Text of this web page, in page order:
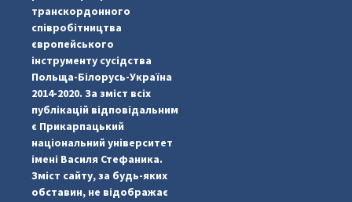
транскордонного
співробітництва
європейського
інструменту сусідства
Польща-Білорусь-Україна
2014-2020. За зміст всіх
публікацій відповідальним
є Прикарпацький
національний університет
імені Василя Стефаника.
Зміст сайту, за будь-яких
обставин, не відображає